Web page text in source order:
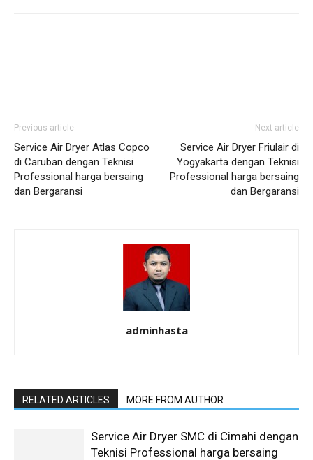
Previous article
Service Air Dryer Atlas Copco
di Caruban dengan Teknisi
Professional harga bersaing
dan Bergaransi
Next article
Service Air Dryer Friulair di
Yogyakarta dengan Teknisi
Professional harga bersaing
dan Bergaransi
adminhasta
RELATED ARTICLES MORE FROM AUTHOR
Service Air Dryer SMC di Cimahi dengan
Teknisi Professional harga bersaing